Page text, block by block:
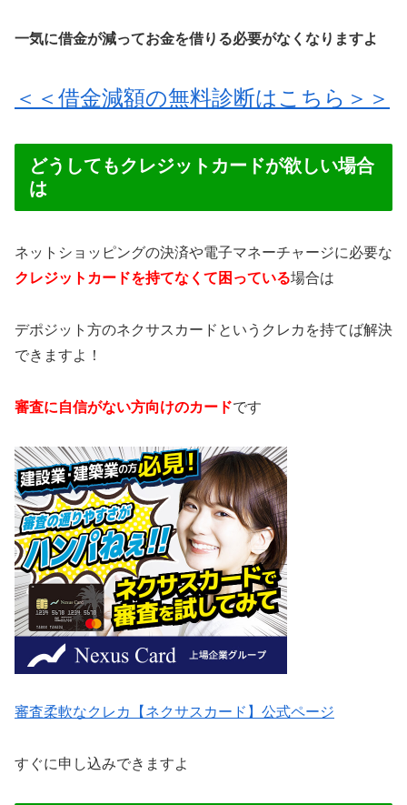
一気に借金が減ってお金を借りる必要がなくなりますよ
＜＜借金減額の無料診断はこちら＞＞
どうしてもクレジットカードが欲しい場合
は
ネットショッピングの決済や電子マネーチャージに必要な
クレジットカードを持てなくて困っている場合は
デポジット方のネクサスカードというクレカを持てば解決
できますよ！
審査に自信がない方向けのカードです
審査柔軟なクレカ【ネクサスカード】公式ページ
すぐに申し込みできますよ